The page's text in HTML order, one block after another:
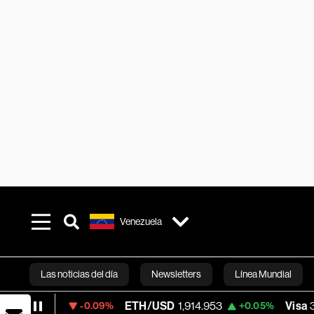
Venezuela
Las noticias del día Newsletters Línea Mundial
Bloomberg
ETH/USD 1,914.953 +0.05% Visa 362.50 -